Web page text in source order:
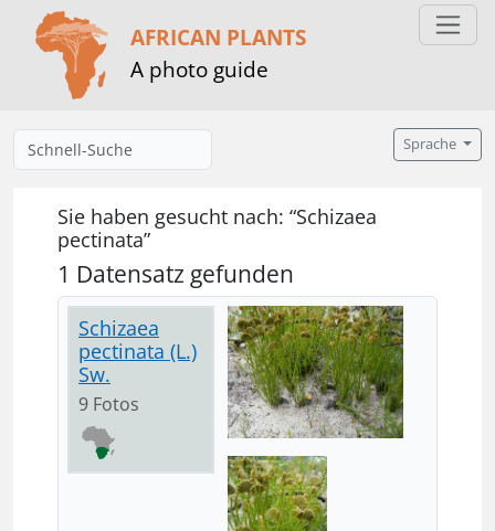
AFRICAN PLANTS
A photo guide
Sprache
Sie haben gesucht nach: “Schizaea
pectinata”
1 Datensatz gefunden
Schizaea
pectinata (L.)
Sw.
9 Fotos